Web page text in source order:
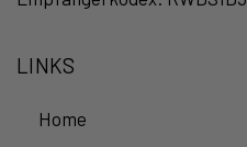
LINKS
Home